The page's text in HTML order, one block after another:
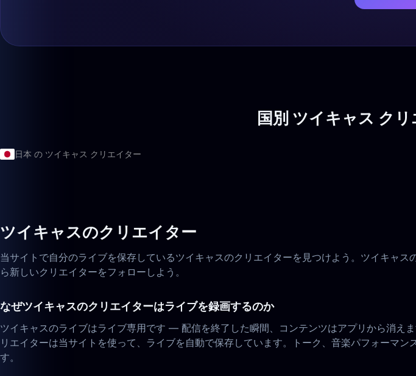
国別 ツイキャス ク
日本 の ツイキャス クリエイター
ツイキャスのクリエイター
当サイトで自分のライブを保存しているツイキャスのクリエイターを見つけよう。ツイキャ
ら新しいクリエイターをフォローしよう。
なぜツイキャスのクリエイターはライブを録画するのか
ツイキャスのライブはライブ専用です — 配信を終了した瞬間、コンテンツはアプリから消え
リエイターは当サイトを使って、ライブを自動で保存しています。トーク、音楽パフォーマ
す。